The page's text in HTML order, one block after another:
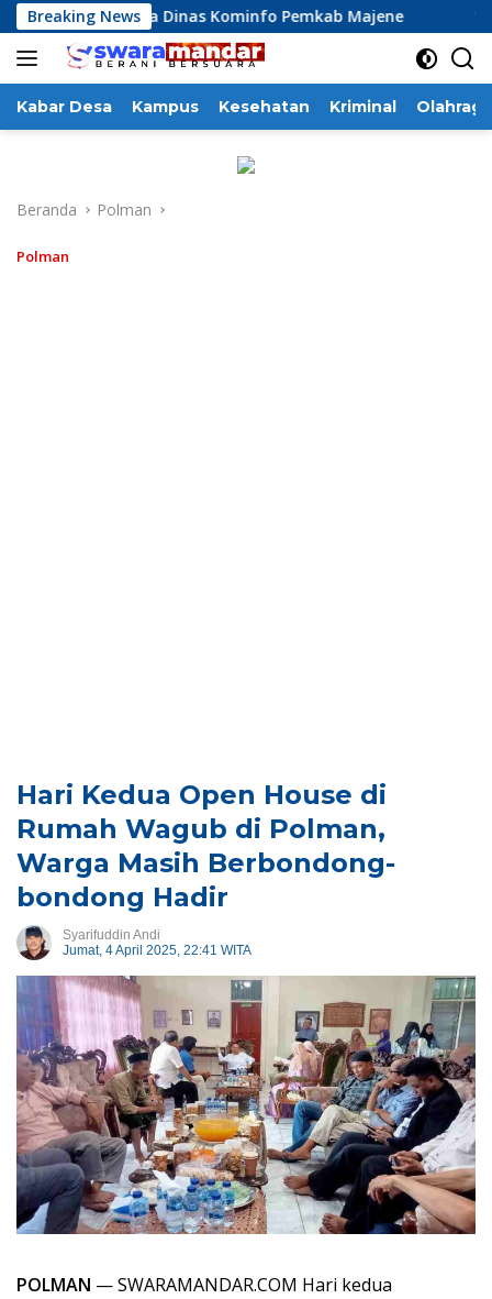
Langsung
ke
konten
Breaking News
Kinerja Dinas Kominfo Pemkab Majene 13
Kabar Desa Kampus Kesehatan Kriminal Olahraga
Beranda Polman
Polman
Hari Kedua Open House di
Rumah Wagub di Polman,
Warga Masih Berbondong-
bondong Hadir
Syarifuddin Andi
Jumat, 4 April 2025, 22:41 WITA
POLMAN — SWARAMANDAR.COM Hari kedua